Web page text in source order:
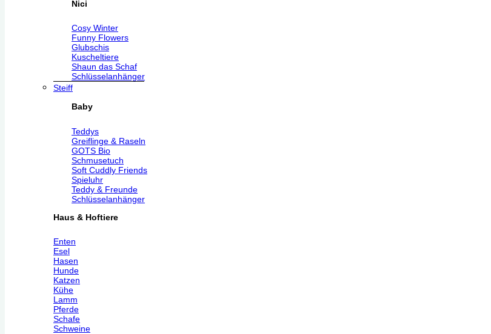
Nici
Cosy Winter
Funny Flowers
Glubschis
Kuscheltiere
Shaun das Schaf
Schlüsselanhänger
Steiff
Baby
Teddys
Greiflinge & Raseln
GOTS Bio
Schmusetuch
Soft Cuddly Friends
Spieluhr
Teddy & Freunde
Schlüsselanhänger
Haus & Hoftiere
Enten
Esel
Hasen
Hunde
Katzen
Kühe
Lamm
Pferde
Schafe
Schweine